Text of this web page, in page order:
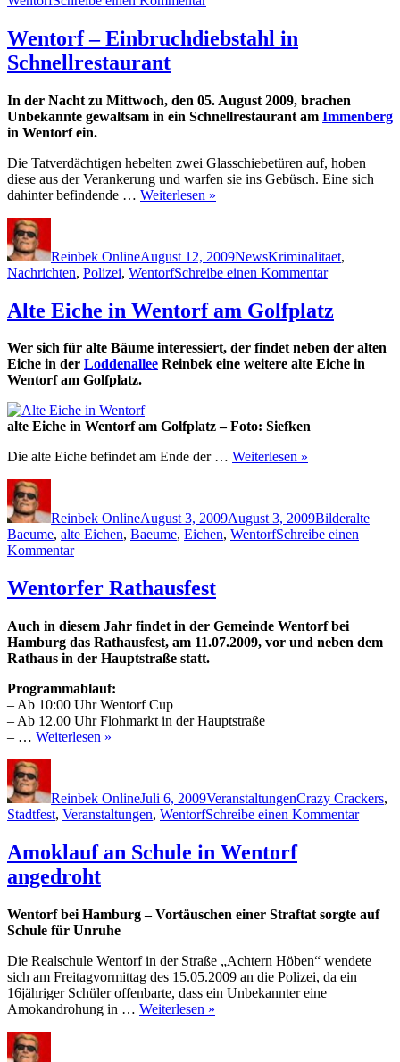
in
Wentorf
Wentorf – Einbruchdiebstahl in
Schnellrestaurant
In der Nacht zu Mittwoch, den 05. August 2009, brachen
Unbekannte gewaltsam in ein Schnellrestaurant am Immenberg
in Wentorf ein.
Die Tatverdächtigen hebelten zwei Glasschiebetüren auf, hoben
diese aus der Verankerung und warfen sie ins Gebüsch. Eine sich
dahinter befindende … Weiterlesen »
Reinbek OnlineAugust 12, 2009NewsKriminalitaet,
Nachrichten, Polizei, WentorfSchreibe einen Kommentarzu
Alte Eiche in Wentorf am Golfplatz
Wer sich für alte Bäume interessiert, der findet neben der alten
Eiche in der Loddenallee Reinbek eine weitere alte Eiche in
Wentorf am Golfplatz.
alte Eiche in Wentorf am Golfplatz – Foto: Siefken
Die alte Eiche befindet am Ende der … Weiterlesen »
Reinbek OnlineAugust 3, 2009August 3, 2009Bilderalte
Baeume, alte Eichen, Baeume, Eichen, WentorfSchreibe einen
Kommentarzu
Eiche
in
am
Golfplatz
Wentorfer Rathausfest
Auch in diesem Jahr findet in der Gemeinde Wentorf bei
Hamburg das Rathausfest, am 11.07.2009, vor und neben dem
Rathaus in der Hauptstraße statt.
Programmablauf:
– Ab 10:00 Uhr Wentorf Cup
– Ab 12.00 Uhr Flohmarkt in der Hauptstraße
– … Weiterlesen »
Reinbek OnlineJuli 6, 2009VeranstaltungenCrazy Crackers,
Stadtfest, Veranstaltungen, WentorfSchreibe einen Kommentarzu
Amoklauf an Schule in Wentorf
angedroht
Wentorf bei Hamburg – Vortäuschen einer Straftat sorgte auf
Schule für Unruhe
Die Realschule Wentorf in der Straße „Achtern Höben“ wendete
sich am Freitagvormittag des 15.05.2009 an die Polizei, da ein
16jähriger Schüler offenbarte, dass ein Unbekannter eine
Amokandrohung in … Weiterlesen »